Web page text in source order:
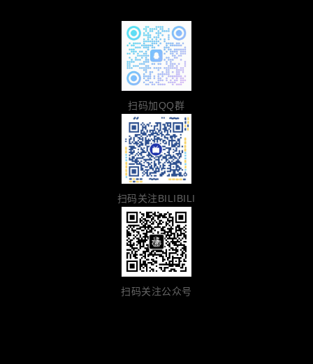
扫码加QQ群
扫码关注BILIBILI
扫码关注公众号